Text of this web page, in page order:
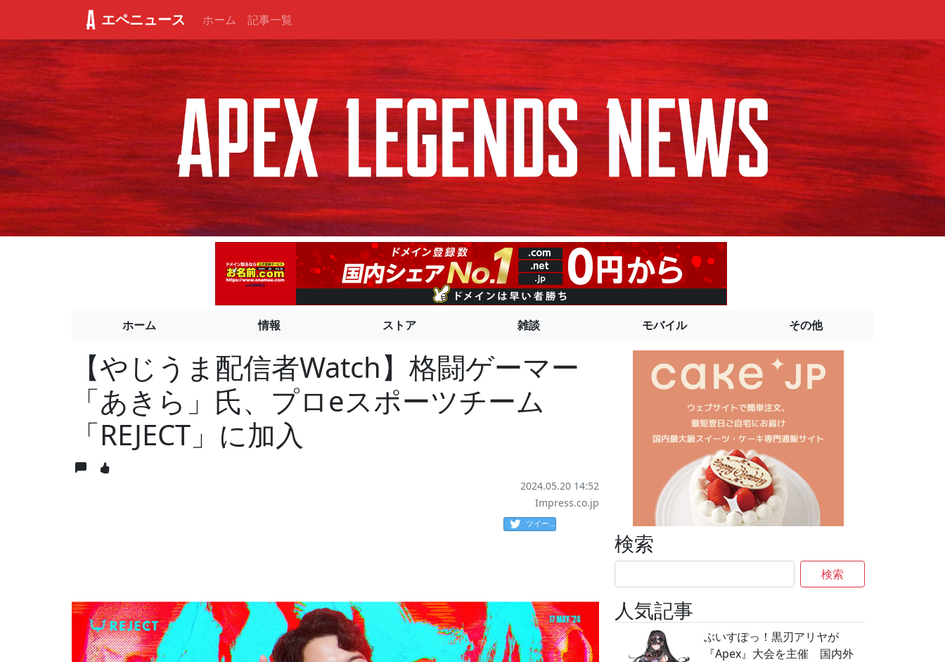
エペニュース ホーム 記事一覧
ホーム 情報 ストア 雑談 モバイル その他
【やじうま配信者Watch】格闘ゲーマー
「あきら」氏、プロeスポーツチーム
「REJECT」に加入
2024.05.20 14:52
Impress.co.jp
ツイート
検索
検索
人気記事
ぶいすぽっ！黒刃アリヤが
『Apex』大会を主催 国内外